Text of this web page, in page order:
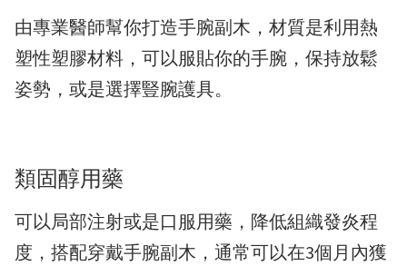
由專業醫師幫你打造手腕副木，材質是利用熱
塑性塑膠材料，可以服貼你的手腕，保持放鬆
姿勢，或是選擇豎腕護具。
類固醇用藥
可以局部注射或是口服用藥，降低組織發炎程
度，搭配穿戴手腕副木，通常可以在3個月內獲